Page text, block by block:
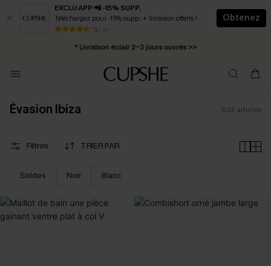
EXCLU APP 📲 -15% SUPP.
Téléchargez pour -15% supp. + livraison offerts !
50 k+
Obtenez
* Livraison éclair 2-3 jours ouvrés >>
Abonnement E-mail : -25% dès 4 achetés >>
Évasion Ibiza 632 articles
Filtres TRIER PAR
Soldes Noir Blanc